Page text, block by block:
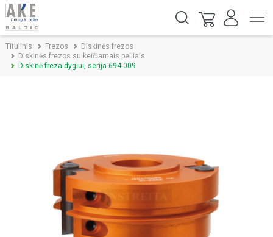
Titulinis Frezos
Diskinės frezos
Diskinės frezos su keičiamais peiliais
Diskinė freza dygiui, serija 694.009